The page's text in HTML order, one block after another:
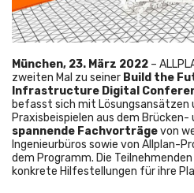
München, 23. März 2022 –
zweiten Mal zu seiner Build the
Infrastructure Digital
befasst sich mit Lösungsansätzen
Praxisbeispielen aus dem Brücken-
spannende Fachvorträgevon
Ingenieurbüros sowie von Allplan-
dem Programm. Die
konkrete Hilfestellungen für ihre